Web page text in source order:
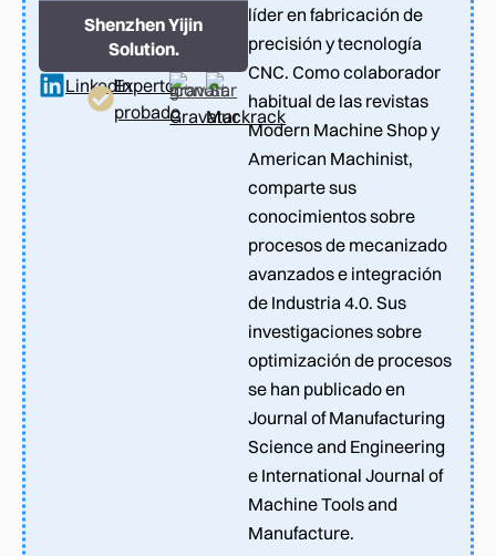
Shenzhen Yijin
Solution.
LinkedInExperto
probadoGravatarMuckrack
líder en fabricación de
precisión y tecnología
CNC. Como colaborador
habitual de las revistas
Modern Machine Shop y
American Machinist,
comparte sus
conocimientos sobre
procesos de mecanizado
avanzados e integración
de Industria 4.0. Sus
investigaciones sobre
optimización de procesos
se han publicado en
Journal of Manufacturing
Science and Engineering
e International Journal of
Machine Tools and
Manufacture.